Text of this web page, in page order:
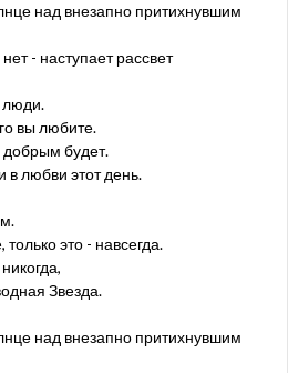
над внезапно притихнувшим
- наступает рассвет
люди.
вы любите.
добрым будет.
любви этот день.
это - навсегда.
Звезда.
над внезапно притихнувшим